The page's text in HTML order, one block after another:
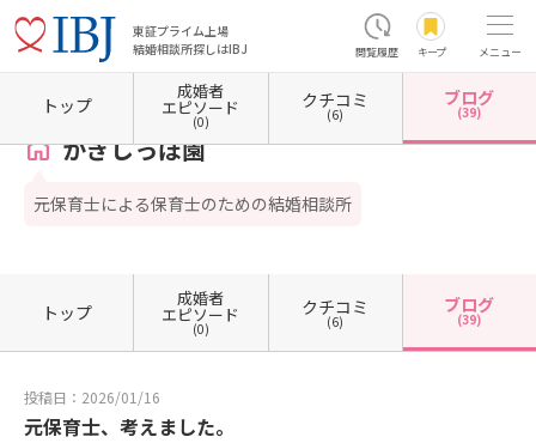
東証プライム上場
結婚相談所探しはIBJ
閲覧履歴 キープ メニュー
ホーム 埼玉県の結婚相談所 埼玉県朝霞市 かぎしっぽ園 カウンセラーブログ一覧
かぎしっぽ園
元保育士による保育士のための結婚相談所
トップ
成婚者
エピソード
(0)
クチコミ
(6)
ブログ
(39)
トップ
成婚者
エピソード
(0)
クチコミ
(6)
ブログ
(39)
投稿日：2026/01/16
元保育士、考えました。